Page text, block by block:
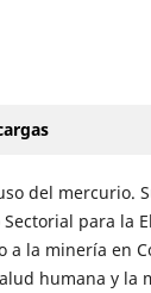
del mercurio.
para la
a la minería en
humana y la